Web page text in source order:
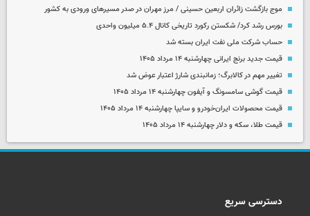
موج بازگشت زائران اربعین حسینی / مرز مهران در صدر مسیرهای ورودی به کشور
بورس رشد کرد/ شکستن رکورد تاریخی کانال ۵.۴ میلیون واحدی
حساب‌ شرکت ملی نفت ایران بسته شد
قیمت جدید برنج ایرانی چهارشنبه ۱۴ مرداد ۱۴۰۵
تغییر مهم در کالابرگ؛ زمانبندی‌ شارژ اعتبار عوض شد
قیمت گوشی سامسونگ و آیفون چهارشنبه ۱۴ مرداد ۱۴۰۵
قیمت محصولات ایران‌خودرو و سایپا چهارشنبه ۱۴ مرداد ۱۴۰۵
قیمت طلا، سکه و دلار چهارشنبه ۱۴ مرداد ۱۴۰۵
دسترسی سریع